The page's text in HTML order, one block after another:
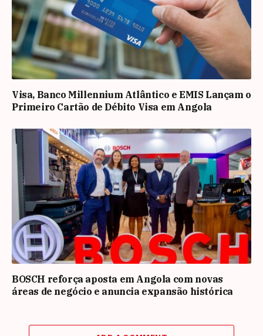
Visa, Banco Millennium Atlântico e EMIS Lançam o
Primeiro Cartão de Débito Visa em Angola
BOSCH reforça aposta em Angola com novas
áreas de negócio e anuncia expansão histórica